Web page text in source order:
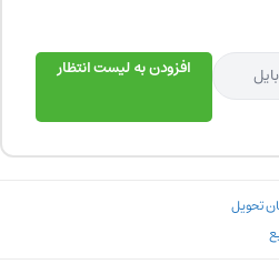
افزودن به لیست انتظار
تحویل